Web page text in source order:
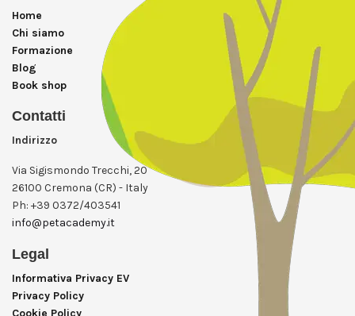
Home
Chi siamo
Formazione
Blog
Book shop
Contatti
Indirizzo
Via Sigismondo Trecchi, 20
26100 Cremona (CR) - Italy
Ph: +39 0372/403541
info@petacademy.it
Legal
Informativa Privacy EV
Privacy Policy
Cookie Policy